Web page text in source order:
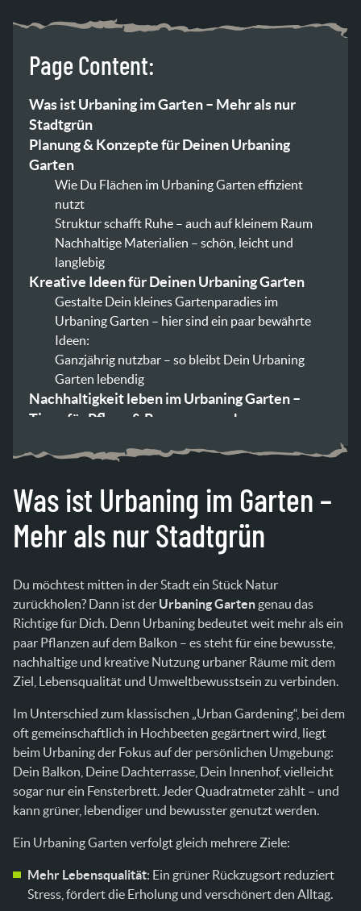
Page Content:
Was ist Urbaning im Garten – Mehr als nur
Stadtgrün
Planung & Konzepte für Deinen Urbaning
Garten
Wie Du Flächen im Urbaning Garten effizient
nutzt
Struktur schafft Ruhe – auch auf kleinem Raum
Nachhaltige Materialien – schön, leicht und
langlebig
Kreative Ideen für Deinen Urbaning Garten
Gestalte Dein kleines Gartenparadies im
Urbaning Garten – hier sind ein paar bewährte
Ideen:
Ganzjährig nutzbar – so bleibt Dein Urbaning
Garten lebendig
Nachhaltigkeit leben im Urbaning Garten –
Tipps für Pflege & Ressourcenschonung
Bio statt Chemie
gedacht
Urbaning Garten – Zusammenfassung &
Motivation zum Handeln
Was ist Urbaning im Garten –
Mehr als nur Stadtgrün
Du möchtest mitten in der Stadt ein Stück Natur
zurückholen? Dann ist der Urbaning Garten genau das
Richtige für Dich. Denn Urbaning bedeutet weit mehr als ein
paar Pflanzen auf dem Balkon – es steht für eine bewusste,
nachhaltige und kreative Nutzung urbaner Räume mit dem
Ziel, Lebensqualität und Umweltbewusstsein zu verbinden.
Im Unterschied zum klassischen „Urban Gardening“, bei dem
oft gemeinschaftlich in Hochbeeten gegärtnert wird, liegt
beim Urbaning der Fokus auf der persönlichen Umgebung:
Dein Balkon, Deine Dachterrasse, Dein Innenhof, vielleicht
sogar nur ein Fensterbrett. Jeder Quadratmeter zählt – und
kann grüner, lebendiger und bewusster genutzt werden.
Ein Urbaning Garten verfolgt gleich mehrere Ziele:
Mehr Lebensqualität: Ein grüner Rückzugsort reduziert
Stress, fördert die Erholung und verschönert den Alltag.